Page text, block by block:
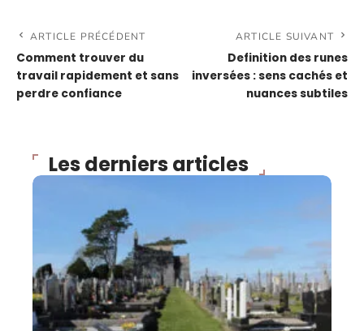
ARTICLE PRÉCÉDENT
Comment trouver du
travail rapidement et sans
perdre confiance
ARTICLE SUIVANT
Definition des runes
inversées : sens cachés et
nuances subtiles
Les derniers articles